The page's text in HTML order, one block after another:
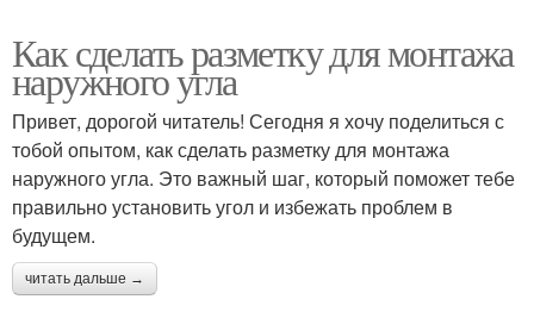
Как сделать разметку для монтажа
наружного угла
Привет, дорогой читатель! Сегодня я хочу поделиться с
тобой опытом, как сделать разметку для монтажа
наружного угла. Это важный шаг, который поможет тебе
правильно установить угол и избежать проблем в
будущем.
читать дальше →